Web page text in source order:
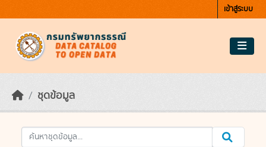
เข้าสู่ระบบ
ชุดข้อมูล